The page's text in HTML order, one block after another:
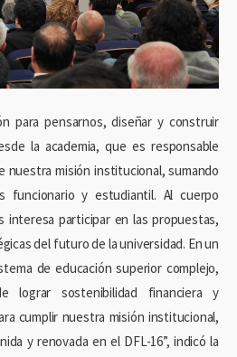
para pensarnos, diseñar y construir
la academia, que es responsable
nuestra misión institucional, sumando
funcionario y estudiantil. Al cuerpo
interesa participar en las propuestas,
del futuro de la universidad. En un
de educación superior complejo,
lograr sostenibilidad financiera y
cumplir nuestra misión institucional,
y renovada en el DFL-16”, indicó la